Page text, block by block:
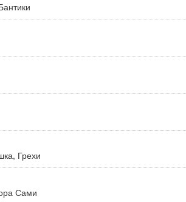
Грехи
Сами